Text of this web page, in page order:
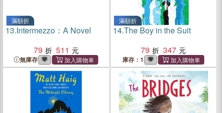
滿額折
13.Intermezzo：A Novel
79
511
無庫存
滿額折
14.The Boy in the Suit
79
347
庫存：1